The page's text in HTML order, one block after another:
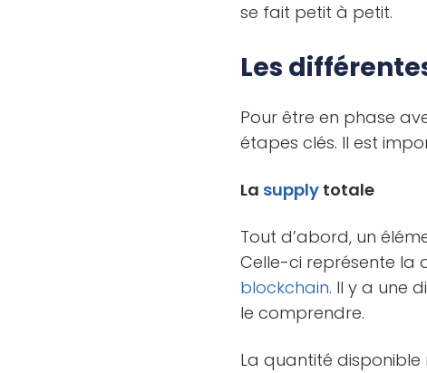
se fait petit à petit.
Les
Pour être en phase
étapes clés. Il est
La supply totale
Tout d’abord, un
Celle-ci représente la
blockchain. Il y a une
le comprendre.
La quantité